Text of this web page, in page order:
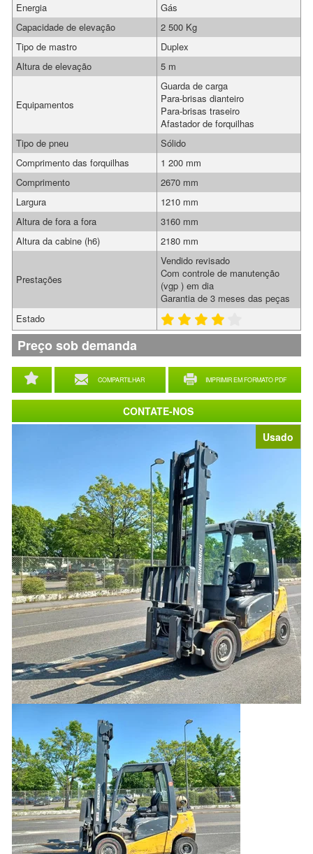
Usado
COMPARTILHAR IMPRIMIR EM FORMATO PDF
Energia
Gás
Capacidade de elevação
2 500 Kg
Tipo de mastro
Duplex
Altura de elevação
5 m
Equipamentos
Guarda de carga
Para-brisas dianteiro
Para-brisas traseiro
Afastador de forquilhas
Tipo de pneu
Sólido
Comprimento das forquilhas
1 200 mm
Comprimento
2670 mm
Largura
1210 mm
Altura de fora a fora
3160 mm
Altura da cabine (h6)
2180 mm
Prestações
Vendido revisado
Com controle de manutenção
(vgp ) em dia
Garantia de 3 meses das peças
Estado
Preço sob demanda
CONTATE-NOS